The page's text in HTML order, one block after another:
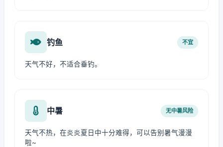
钓鱼 不宜
天气不好，不适合垂钓。
中暑 无中暑风险
天气不热，在炎炎夏日中十分难得，可以告别暑气漫漫
啦~